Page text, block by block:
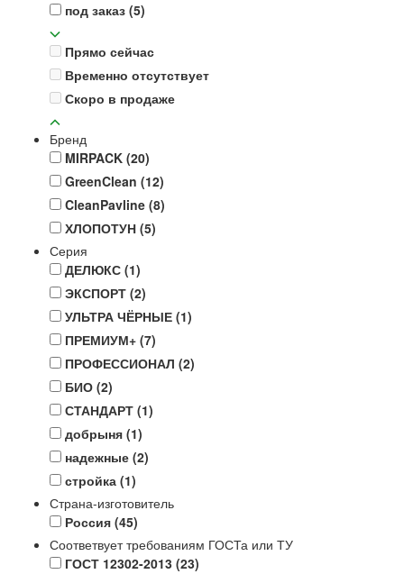
под заказ (5)
Прямо сейчас
Временно отсутствует
Скоро в продаже
Бренд
MIRPACK (20)
GreenClean (12)
CleanPavline (8)
ХЛОПОТУН (5)
Серия
ДЕЛЮКС (1)
ЭКСПОРТ (2)
УЛЬТРА ЧЁРНЫЕ (1)
ПРЕМИУМ+ (7)
ПРОФЕССИОНАЛ (2)
БИО (2)
СТАНДАРТ (1)
добрыня (1)
надежные (2)
стройка (1)
Страна-изготовитель
Россия (45)
Соответвует требованиям ГОСТа или ТУ
ГОСТ 12302-2013 (23)